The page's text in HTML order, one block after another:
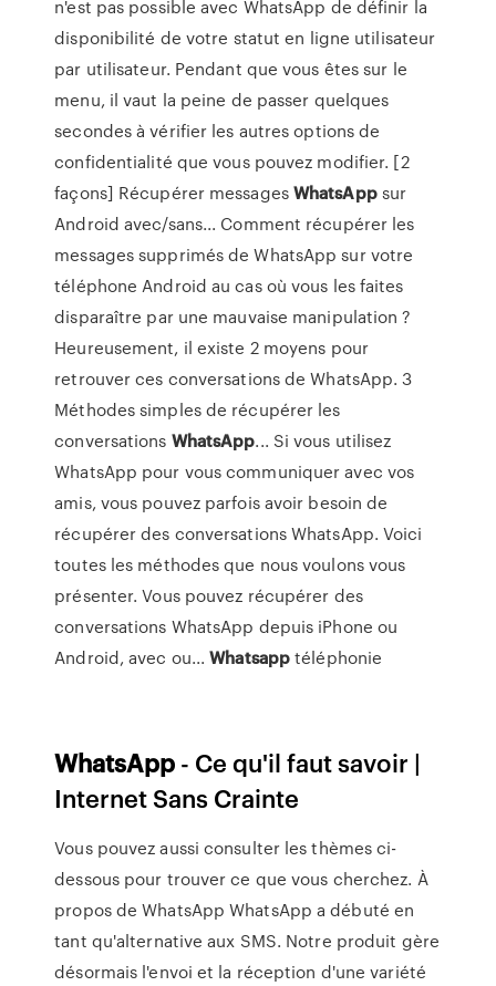
n'est pas possible avec WhatsApp de définir la
disponibilité de votre statut en ligne utilisateur
par utilisateur. Pendant que vous êtes sur le
menu, il vaut la peine de passer quelques
secondes à vérifier les autres options de
confidentialité que vous pouvez modifier. [2
façons] Récupérer messagesWhatsAppsur
Android avec/sans... Comment récupérer les
messages supprimés de WhatsApp sur votre
téléphone Android au cas où vous les faites
disparaître par une mauvaise manipulation ?
Heureusement, il existe 2 moyens pour
retrouver ces conversations de WhatsApp. 3
Méthodes simples de récupérer les
conversations WhatsApp... Si vous utilisez
WhatsApp pour vous communiquer avec vos
amis, vous pouvez parfois avoir besoin de
récupérer des conversations WhatsApp. Voici
toutes les méthodes que nous voulons vous
présenter. Vous pouvez récupérer des
conversations WhatsApp depuis iPhone ou
Android, avec ou...Whatsapptéléphonie
WhatsApp - Ce qu'il faut savoir |
Internet Sans Crainte
Vous pouvez aussi consulter les thèmes ci-
dessous pour trouver ce que vous cherchez. À
propos de WhatsApp WhatsApp a débuté en
tant qu'alternative aux SMS. Notre produit gère
désormais l'envoi et la réception d'une variété